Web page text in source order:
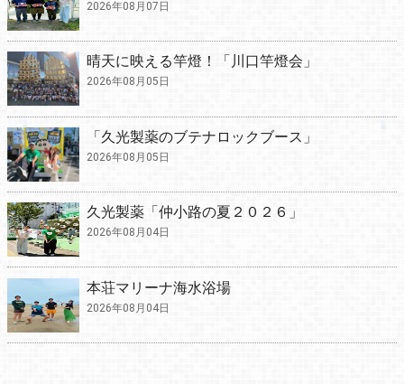
2026年08月07日
晴天に映える竿燈！「川口竿燈会」
2026年08月05日
「久光製薬のブテナロックブース」
2026年08月05日
久光製薬「仲小路の夏２０２６」
2026年08月04日
本荘マリーナ海水浴場
2026年08月04日